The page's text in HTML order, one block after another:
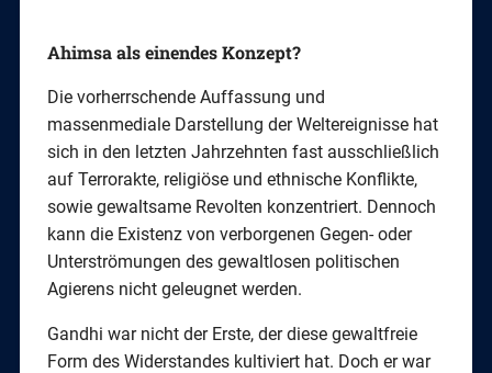
Ahimsa als einendes Konzept?
Die vorherrschende Auffassung und
massenmediale Darstellung der Weltereignisse hat
sich in den letzten Jahrzehnten fast ausschließlich
auf Terrorakte, religiöse und ethnische Konflikte,
sowie gewaltsame Revolten konzentriert. Dennoch
kann die Existenz von verborgenen Gegen- oder
Unterströmungen des gewaltlosen politischen
Agierens nicht geleugnet werden.
Gandhi war nicht der Erste, der diese gewaltfreie
Form des Widerstandes kultiviert hat. Doch er war